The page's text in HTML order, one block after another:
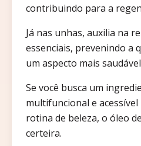
contribuindo para a
Já nas unhas, auxilia na
essenciais, prevenindo a
um aspecto mais
Se você busca um
multifuncional e
rotina de beleza, o óleo
certeira.